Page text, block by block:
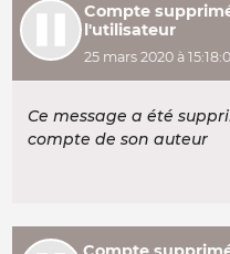
Compte
l'utilisateur
25 mars 2020 à
Ce message a été
compte de son auteur